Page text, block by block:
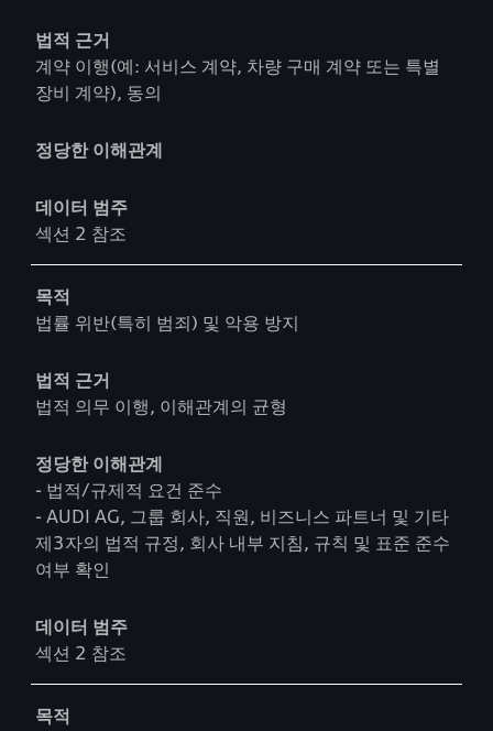
법적 근거
계약 이행(예: 서비스 계약, 차량 구매 계약 또는 특별
장비 계약), 동의
정당한 이해관계
데이터 범주
섹션 2 참조
목적
법률 위반(특히 범죄) 및 악용 방지
법적 근거
법적 의무 이행, 이해관계의 균형
정당한 이해관계
- 법적/규제적 요건 준수
- AUDI AG, 그룹 회사, 직원, 비즈니스 파트너 및 기타
제3자의 법적 규정, 회사 내부 지침, 규칙 및 표준 준수
여부 확인
데이터 범주
섹션 2 참조
목적